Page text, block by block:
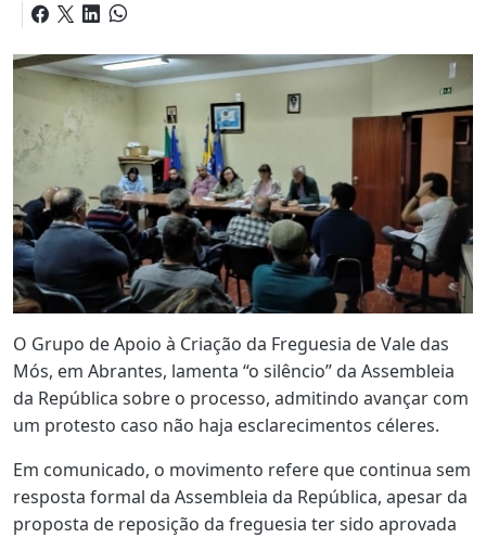
O Grupo de Apoio à Criação da Freguesia de Vale das
Mós, em Abrantes, lamenta “o silêncio” da Assembleia
da República sobre o processo, admitindo avançar com
um protesto caso não haja esclarecimentos céleres.
Em comunicado, o movimento refere que continua sem
resposta formal da Assembleia da República, apesar da
proposta de reposição da freguesia ter sido aprovada